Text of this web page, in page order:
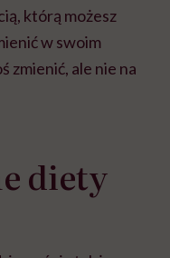
którą możesz
w swoim
zmienić, ale nie na
diety